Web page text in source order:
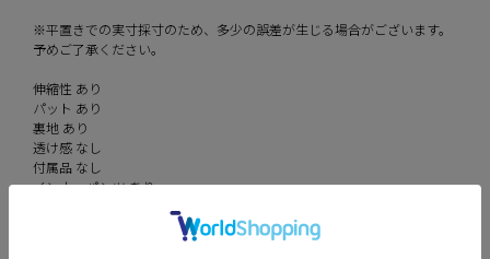
※平置きでの実寸採寸のため、多少の誤差が生じる場合がございます。
予めご了承ください。
伸縮性 あり
パット あり
裏地 あり
透け感 なし
付属品 なし
インナーパンツ あり